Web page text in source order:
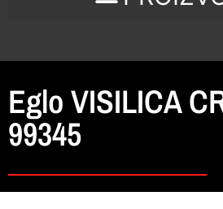
Eglo VISILICA
99345